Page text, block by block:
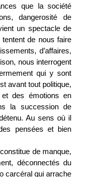
que la société
dangerosité de
un spectacle de
de nous faire
d’affaires,
nous interrogent
qui y sont
avant tout politique,
des émotions en
la succession de
Au sens où il
pensées et bien
de manque,
déconnectés du
carcéral qui arrache